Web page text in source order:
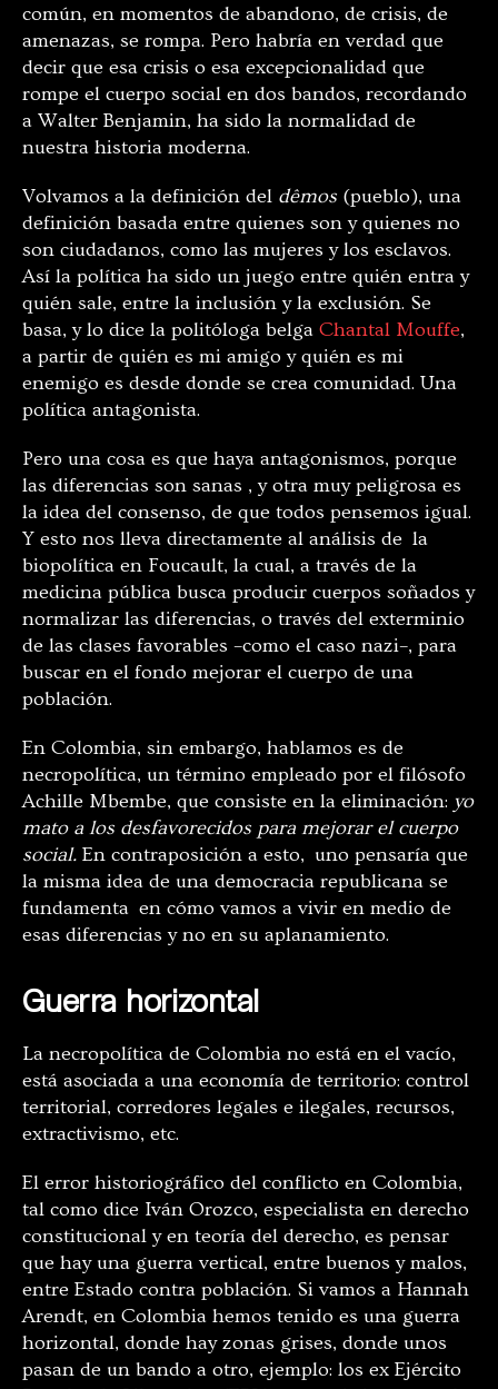
común, en momentos de abandono, de crisis, de
amenazas, se rompa. Pero habría en verdad que
decir que esa crisis o esa excepcionalidad que
rompe el cuerpo social en dos bandos, recordando
a Walter Benjamin, ha sido la normalidad de
nuestra historia moderna.
Volvamos a la definición del dêmos (pueblo), una
definición basada entre quienes son y quienes no
son ciudadanos, como las mujeres y los esclavos.
Así la política ha sido un juego entre quién entra y
quién sale, entre la inclusión y la exclusión. Se
basa, y lo dice la politóloga belga Chantal Mouffe,
a partir de quién es mi amigo y quién es mi
enemigo es desde donde se crea comunidad. Una
política antagonista.
Pero una cosa es que haya antagonismos, porque
las diferencias son sanas , y otra muy peligrosa es
la idea del consenso, de que todos pensemos igual.
Y esto nos lleva directamente al análisis de la
biopolítica en Foucault, la cual, a través de la
medicina pública busca producir cuerpos soñados y
normalizar las diferencias, o través del exterminio
de las clases favorables –como el caso nazi–, para
buscar en el fondo mejorar el cuerpo de una
población.
En Colombia, sin embargo, hablamos es de
necropolítica, un término empleado por el filósofo
Achille Mbembe, que consiste en la eliminación: yo
mato a los desfavorecidos para mejorar el cuerpo
social. En contraposición a esto, uno pensaría que
la misma idea de una democracia republicana se
fundamenta en cómo vamos a vivir en medio de
esas diferencias y no en su aplanamiento.
Guerra horizontal
La necropolítica de Colombia no está en el vacío,
está asociada a una economía de territorio: control
territorial, corredores legales e ilegales, recursos,
extractivismo, etc.
El error historiográfico del conflicto en Colombia,
tal como dice Iván Orozco, especialista en derecho
constitucional y en teoría del derecho, es pensar
que hay una guerra vertical, entre buenos y malos,
entre Estado contra población. Si vamos a Hannah
Arendt, en Colombia hemos tenido es una guerra
horizontal, donde hay zonas grises, donde unos
pasan de un bando a otro, ejemplo: los ex Ejército